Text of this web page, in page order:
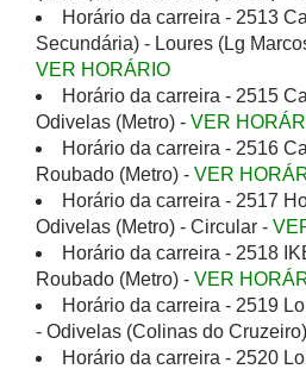
Horário da carreira - 2513
Secundária) - Loures (Lg
VER HORÁRIO
Horário da carreira - 2515
Odivelas (Metro) - VER
Horário da carreira - 2516
Roubado (Metro) - VER
Horário da carreira - 2517
Odivelas (Metro) - Circular -
Horário da carreira - 2518
Roubado (Metro) - VER
Horário da carreira - 2519
- Odivelas (Colinas do
Horário da carreira - 2520